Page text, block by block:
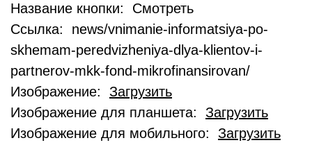
Название кнопки: Смотреть
Ссылка: news/vnimanie-informatsiya-po-
skhemam-peredvizheniya-dlya-klientov-i-
partnerov-mkk-fond-mikrofinansirovan/
Изображение: Загрузить
Изображение для планшета: Загрузить
Изображение для мобильного: Загрузить